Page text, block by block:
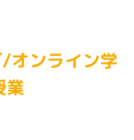
オンライン学
業